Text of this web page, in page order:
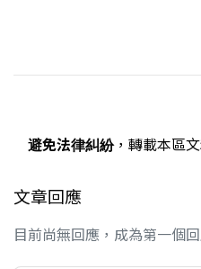
避免法律糾紛，轉載本區
文章回應
目前尚無回應，成為第一個